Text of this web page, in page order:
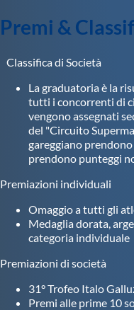
Premi &
Classifica di Società
La graduatoria è la
tutti i concorrenti di
vengono assegnati
del "Circuito
gareggiano
prendono punteggi
Premiazioni individuali
Omaggio a tutti gli
Medaglia dorata,
categoria individuale
Premiazioni di società
31° Trofeo Italo
Premi alle prime 10